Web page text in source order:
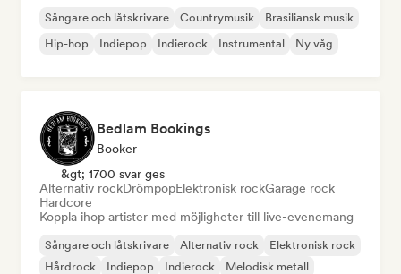
Sångare och låtskrivare Countrymusik
Brasiliansk musik
Hip-hop
Indiepop Indierock Instrumental Ny våg
Bedlam Bookings
Booker
&gt; 1700 svar ges
Alternativ rockDrömpopElektronisk rockGarage rock
Hardcore
Koppla ihop artister med möjligheter till live-evenemang
Sångare och låtskrivare Alternativ rock
Elektronisk rock
Hårdrock
Indiepop Indierock
Melodisk metall